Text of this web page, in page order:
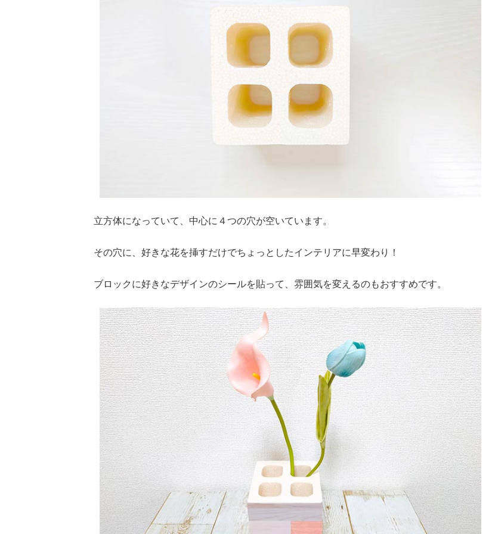
立方体になっていて、中心に４つの穴が空いています。
その穴に、好きな花を挿すだけでちょっとしたインテリアに早変わり！
ブロックに好きなデザインのシールを貼って、雰囲気を変えるのもおすすめです。